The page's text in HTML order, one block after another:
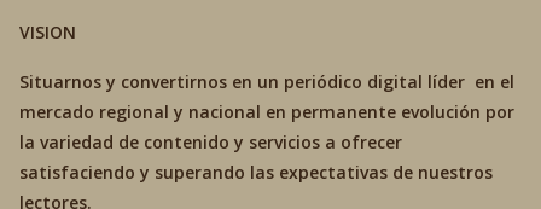
VISION
Situarnos y convertirnos en un periódico digital líder en el
mercado regional y nacional en permanente evolución por
la variedad de contenido y servicios a ofrecer
satisfaciendo y superando las expectativas de nuestros
lectores.